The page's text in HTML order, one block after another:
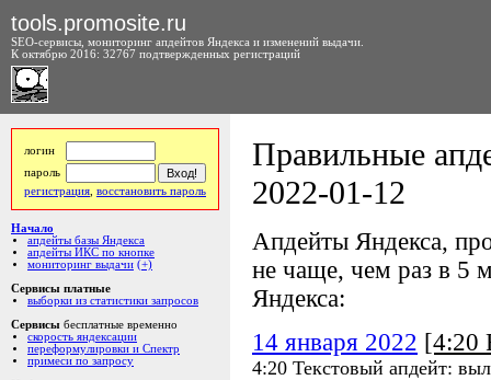
tools.promosite.ru
SEO-сервисы, мониторинг апдейтов Яндекса и изменений выдачи.
К октябрю 2016: 32767 подтвержденных регистраций
логин
пароль
регистрация восстановить пароль
Начало
апдейты базы Яндекса
апдейты ИКС по кнопке
мониторинг выдачи (+)
Сервисы платные
выборки из статистики запросов
Сервисы бесплатные временно
скорость яндексации
переформулировки и Спектр
примеси по запросу
Правильные
2022-01-12
Апдейты Яндекса,
не чаще, чем раз в 5
Яндекса:
14 января 2022 [4:20
4:20 Текстовый апдейт: